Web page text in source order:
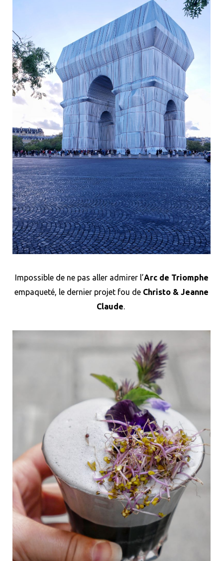
Impossible de ne pas aller admirer l’Arc de Triomphe
empaqueté, le dernier projet fou de Christo & Jeanne
Claude.